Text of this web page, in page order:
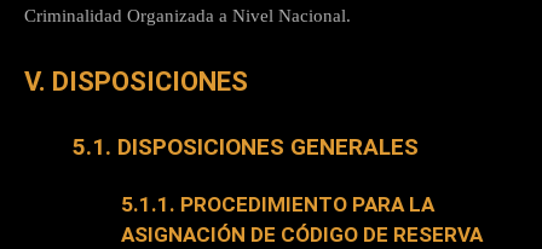
Criminalidad Organizada a Nivel Nacional.
V. DISPOSICIONES
5.1. DISPOSICIONES GENERALES
5.1.1. PROCEDIMIENTO PARA LA
ASIGNACIÓN DE CÓDIGO DE RESERVA